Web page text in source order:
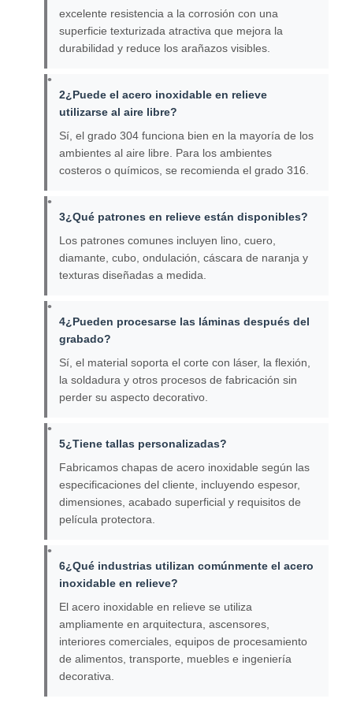
excelente resistencia a la corrosión con una
superficie texturizada atractiva que mejora la
durabilidad y reduce los arañazos visibles.
2¿Puede el acero inoxidable en relieve
utilizarse al aire libre?
Sí, el grado 304 funciona bien en la mayoría de los
ambientes al aire libre. Para los ambientes
costeros o químicos, se recomienda el grado 316.
3¿Qué patrones en relieve están disponibles?
Los patrones comunes incluyen lino, cuero,
diamante, cubo, ondulación, cáscara de naranja y
texturas diseñadas a medida.
4¿Pueden procesarse las láminas después del
grabado?
Sí, el material soporta el corte con láser, la flexión,
la soldadura y otros procesos de fabricación sin
perder su aspecto decorativo.
5¿Tiene tallas personalizadas?
Fabricamos chapas de acero inoxidable según las
especificaciones del cliente, incluyendo espesor,
dimensiones, acabado superficial y requisitos de
película protectora.
6¿Qué industrias utilizan comúnmente el acero
inoxidable en relieve?
El acero inoxidable en relieve se utiliza
ampliamente en arquitectura, ascensores,
interiores comerciales, equipos de procesamiento
de alimentos, transporte, muebles e ingeniería
decorativa.